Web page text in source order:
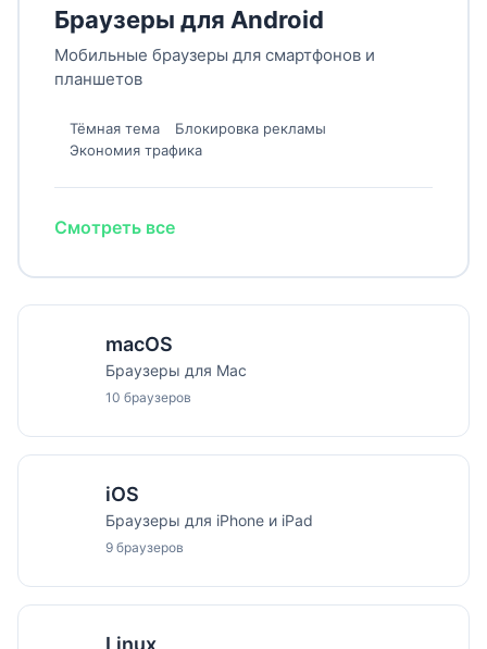
Браузеры для Android
Мобильные браузеры для смартфонов и
планшетов
Тёмная тема
Блокировка рекламы
Экономия трафика
Смотреть все
macOS
Браузеры для Mac
10 браузеров
iOS
Браузеры для iPhone и iPad
9 браузеров
Linux